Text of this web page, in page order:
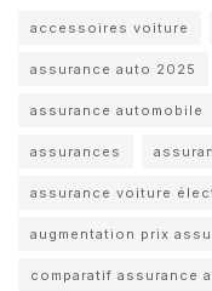
accessoires voiture
assurance auto 2025
assurance automobile
assurances
assurance voiture
augmentation prix
comparatif assurance